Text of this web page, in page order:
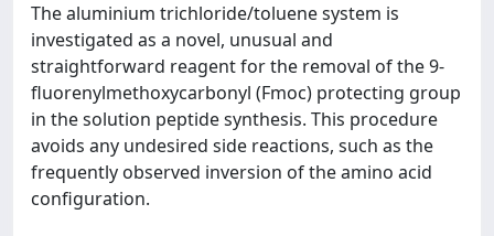
The aluminium trichloride/toluene system is
investigated as a novel, unusual and
straightforward reagent for the removal of the 9-
fluorenylmethoxycarbonyl (Fmoc) protecting group
in the solution peptide synthesis. This procedure
avoids any undesired side reactions, such as the
frequently observed inversion of the amino acid
configuration.